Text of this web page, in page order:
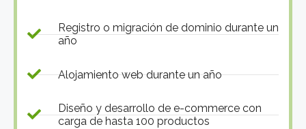
Registro o migración de dominio durante un
año
Alojamiento web durante un año
Diseño y desarrollo de e-commerce con
carga de hasta 100 productos